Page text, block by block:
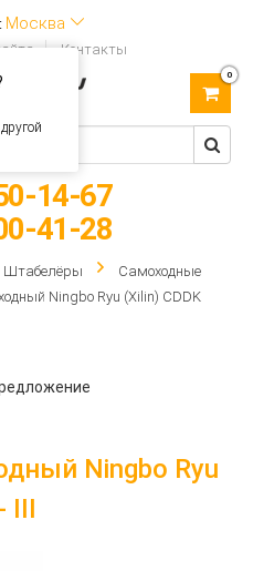
Москва
Контакты
0
14-67
41-28
Штабелёры
Самоходные
Ningbo Ryu (Xilin) CDDK
Ningbo Ryu
III